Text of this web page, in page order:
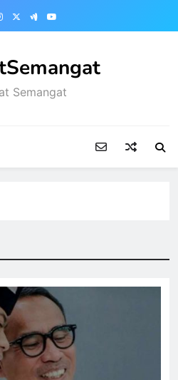
Semangat